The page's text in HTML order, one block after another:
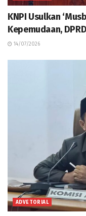
KNPI Usulkan
Kepemudaan,
14/07/2026
ADVETORIAL